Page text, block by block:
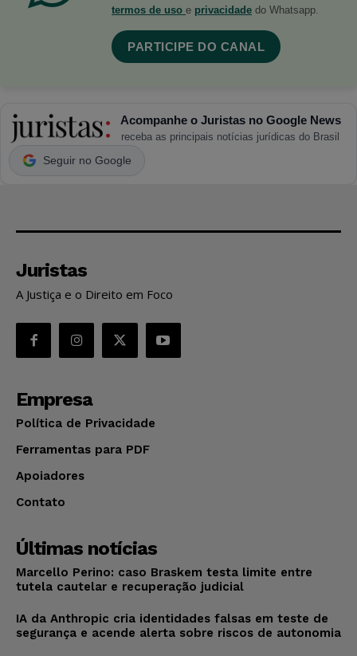
termos de uso e privacidade do Whatsapp.
PARTICIPE DO CANAL
Acompanhe o Juristas no Google News
receba as principais notícias jurídicas do Brasil
Seguir no Google
Juristas
A Justiça e o Direito em Foco
Empresa
Política de Privacidade
Ferramentas para PDF
Apoiadores
Contato
Últimas notícias
Marcello Perino: caso Braskem testa limite entre
tutela cautelar e recuperação judicial
IA da Anthropic cria identidades falsas em teste de
segurança e acende alerta sobre riscos de autonomia